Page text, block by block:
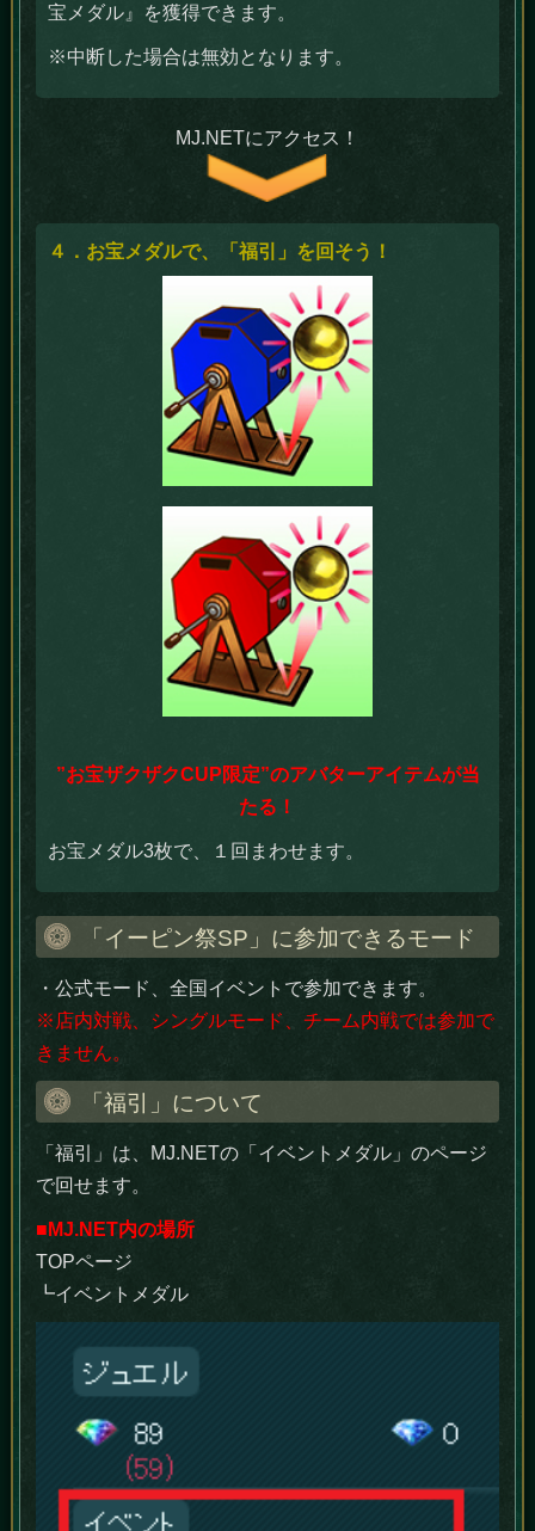
宝メダル』を獲得できます。
※中断した場合は無効となります。
MJ.NETにアクセス！
４．お宝メダルで、「福引」を回そう！
”お宝ザクザクCUP限定”のアバターアイテムが当
たる！
お宝メダル3枚で、１回まわせます。
「イーピン祭SP」に参加できるモード
・公式モード、全国イベントで参加できます。
※店内対戦、シングルモード、チーム内戦では参加で
きません。
「福引」について
「福引」は、MJ.NETの「イベントメダル」のページ
で回せます。
■MJ.NET内の場所
TOPページ
┗イベントメダル